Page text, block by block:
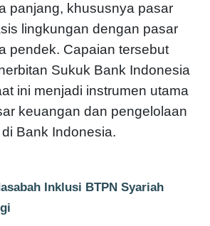
panjang, khususnya pasar
lingkungan dengan pasar
pendek. Capaian tersebut
Sukuk Bank Indonesia
ini menjadi instrumen utama
keuangan dan pengelolaan
Bank Indonesia.
Inklusi BTPN Syariah